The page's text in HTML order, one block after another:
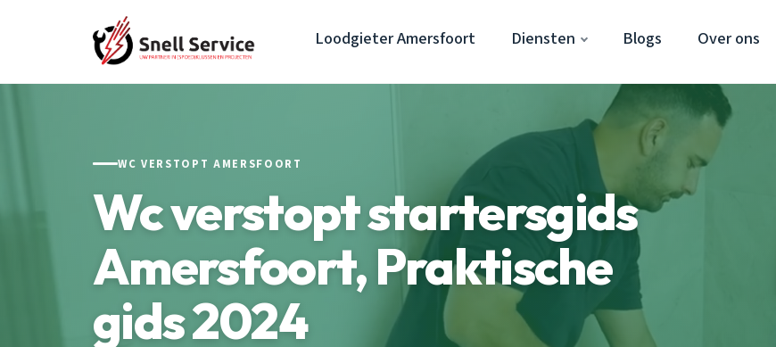
Loodgieter Amersfoort Diensten Blogs Over ons
WC VERSTOPT AMERSFOORT
Wc verstopt startersgids
Amersfoort, Praktische
gids 2024